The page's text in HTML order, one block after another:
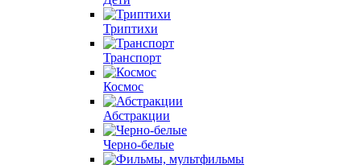
Триптихи
Транспорт
Космос
Абстракции
Черно-белые